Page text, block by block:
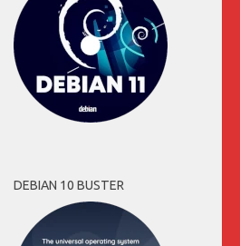
DEBIAN 10 BUSTER